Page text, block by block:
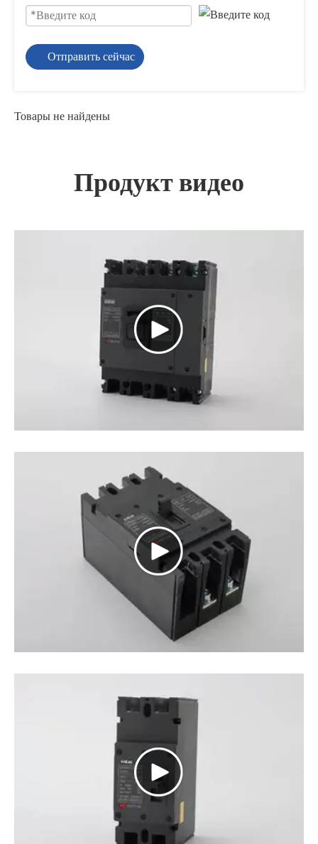
Отправить сейчас
Товары не найдены
Продукт видео